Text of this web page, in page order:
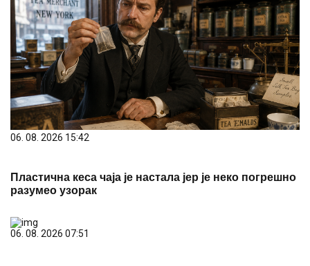
06. 08. 2026 15:42
Пластична кеса чаја је настала јер је неко погрешно
разумео узорак
06. 08. 2026 07:51